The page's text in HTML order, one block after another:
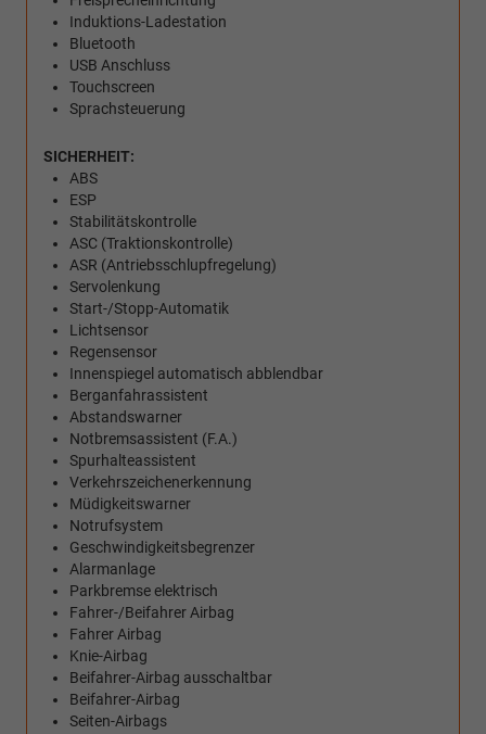
Induktions-Ladestation
Bluetooth
USB Anschluss
Touchscreen
Sprachsteuerung
SICHERHEIT:
ABS
ESP
Stabilitätskontrolle
ASC (Traktionskontrolle)
ASR (Antriebsschlupfregelung)
Servolenkung
Start-/Stopp-Automatik
Lichtsensor
Regensensor
Innenspiegel automatisch abblendbar
Berganfahrassistent
Abstandswarner
Notbremsassistent (F.A.)
Spurhalteassistent
Verkehrszeichenerkennung
Müdigkeitswarner
Notrufsystem
Geschwindigkeitsbegrenzer
Alarmanlage
Parkbremse elektrisch
Fahrer-/Beifahrer Airbag
Fahrer Airbag
Knie-Airbag
Beifahrer-Airbag ausschaltbar
Beifahrer-Airbag
Seiten-Airbags